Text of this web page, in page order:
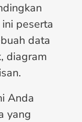
peserta
data
diagram
Anda
yang